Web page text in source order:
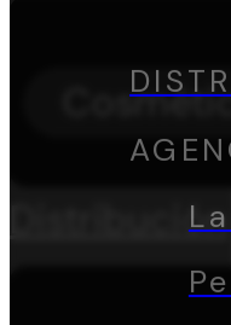
Distribución